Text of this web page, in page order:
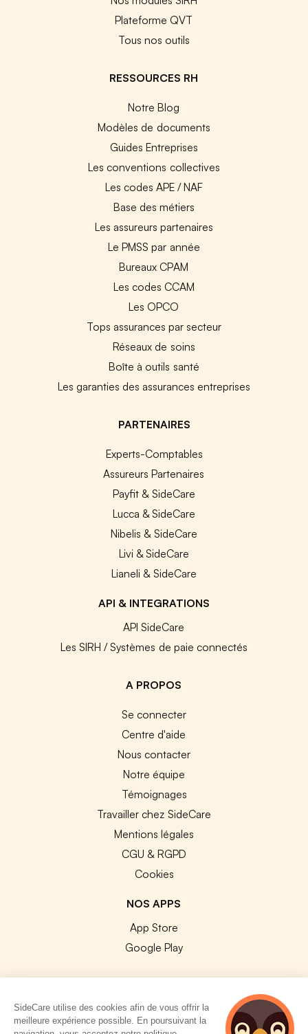
Plateforme QVT
Tous nos outils
RESSOURCES RH
Notre Blog
Modèles de documents
Guides Entreprises
Les conventions collectives
Les codes APE / NAF
Base des métiers
Les assureurs partenaires
Le PMSS par année
Bureaux CPAM
Les codes CCAM
Les OPCO
Tops assurances par secteur
Réseaux de soins
Boîte à outils santé
Les garanties des assurances entreprises
PARTENAIRES
Experts-Comptables
Assureurs Partenaires
Payfit & SideCare
Lucca & SideCare
Nibelis & SideCare
Livi & SideCare
Lianeli & SideCare
API & INTEGRATIONS
API SideCare
Les SIRH / Systèmes de paie connectés
A PROPOS
Se connecter
Centre d'aide
Nous contacter
Notre équipe
Témoignages
Travailler chez SideCare
Mentions légales
CGU & RGPD
Cookies
NOS APPS
App Store
Google Play
SideCare utilise des cookies afin de vous offrir la
meilleure expérience possible. En poursuivant la